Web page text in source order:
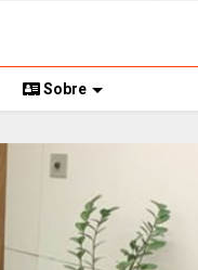
Sobre